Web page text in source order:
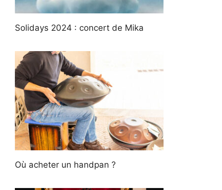
Solidays 2024 : concert de Mika
Où acheter un handpan ?